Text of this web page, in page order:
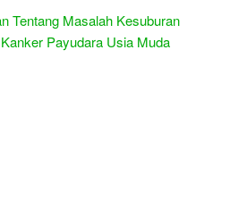
Tentang Masalah Kesuburan
Payudara Usia Muda